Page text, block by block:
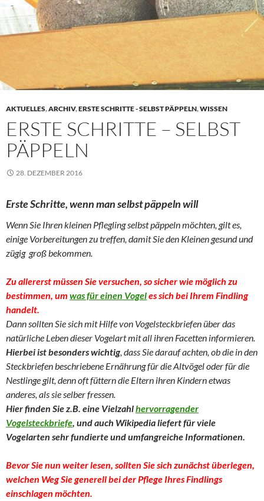
AKTUELLES,ARCHIV,ERSTE SCHRITTE - SELBST PÄPPELN,WISSEN
ERSTE SCHRITTE – SELBST
PÄPPELN
28. DEZEMBER 2016
Erste Schritte, wenn man selbst päppeln will
Wenn Sie Ihren kleinen Pflegling selbst päppeln möchten, gilt es,
einige Vorbereitungen zu treffen, damit Sie den Kleinen gesund und
zügig groß bekommen.
Zu allererst müssen Sie versuchen, so sicher wie möglich zu
bestimmen, um was für einen Vogeles sich bei Ihrem Findling
handelt.
Dann sollten Sie sich mit Hilfe von Vogelsteckbriefen über das
natürliche Leben dieser Vogelart mit all ihren Facetten informieren.
Hierbei ist besonders wichtig, dass Sie darauf achten, ob die in den
Steckbriefen beschriebene Ernährung für die Altvögel oder für die
Nestlinge gilt, denn oft füttern die Eltern ihren Kindern etwas
anderes, als sie selber fressen.
Hier finden Sie z.B. eine Vielzahlhervorragender
Vogelsteckbriefe, und auch Wikipedia liefert für viele
Vogelarten sehr fundierte und umfangreiche Informationen.
Bevor Sie nun weiter lesen, sollten Sie sich zunächst überlegen,
welchen Weg Sie generell bei der Pflege Ihres Findlings
einschlagen möchten.